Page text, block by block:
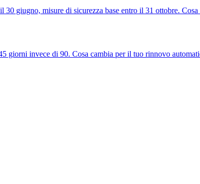
giugno, misure di sicurezza base entro il 31 ottobre.
invece di 90. Cosa cambia per il tuo rinnovo